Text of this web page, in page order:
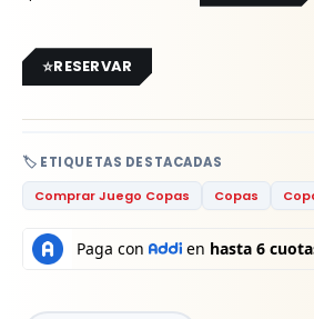
🏷️ ETIQUETAS DESTACADAS
Comprar Juego Copas
Copas
RESERVAR